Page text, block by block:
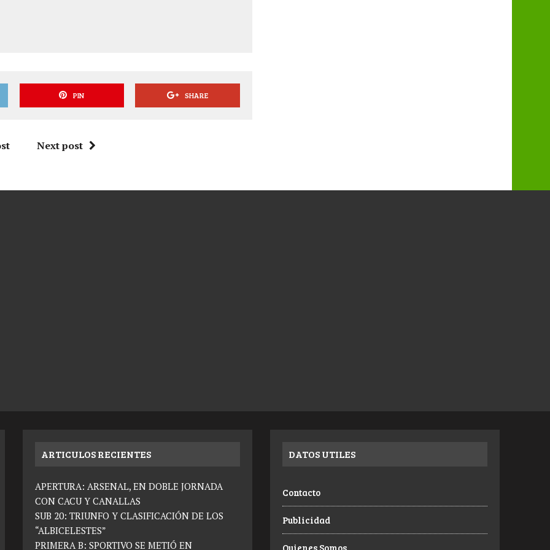
PIN SHARE
Next post
ARTICULOS RECIENTES
APERTURA: ARSENAL, EN DOBLE JORNADA
CON CACU Y CANALLAS
SUB 20: TRIUNFO Y CLASIFICACIÓN DE LOS
“ALBICELESTES”
PRIMERA B: SPORTIVO SE METIÓ EN
DATOS UTILES
Contacto
Publicidad
Quienes Somos